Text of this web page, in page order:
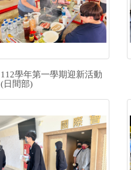
112學年第一學期迎新活動
(日間部)